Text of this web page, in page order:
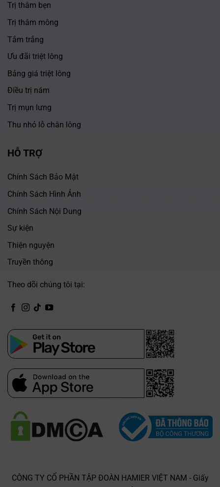
Trị thâm bẹn
Trị thâm mông
Tắm trắng
Ưu đãi triệt lông
Bảng giá triệt lông
Điều trị nám
Trị mụn lưng
Thu nhỏ lỗ chân lông
HỖ TRỢ
Chính Sách Bảo Mật
Chính Sách Hình Ảnh
Chính Sách Nội Dung
Sự kiện
Thiện nguyện
Truyền thông
Theo dõi chúng tôi tại:
CH Play
App Store
CÔNG TY CỔ PHẦN TẬP ĐOÀN HAMIER VIỆT NAM - Giấy